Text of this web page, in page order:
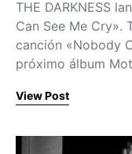
THE DARKNESS
Can See Me Cry».
canción «Nobody
próximo álbum
View Post